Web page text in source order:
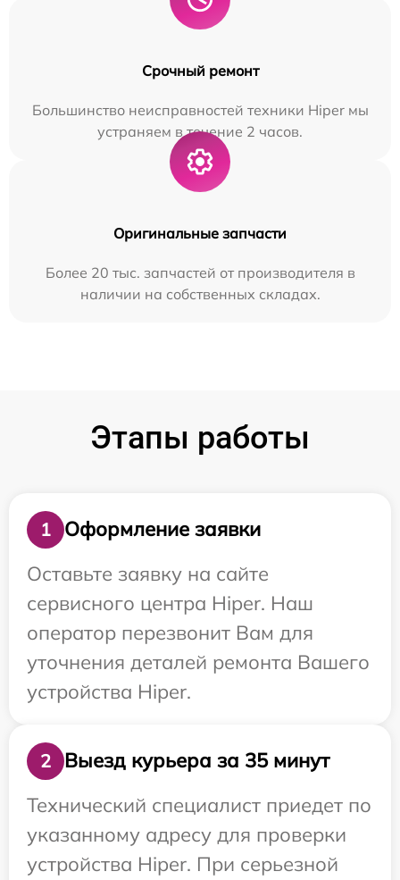
Срочный ремонт
Большинство неисправностей техники Hiper мы
устраняем в течение 2 часов.
Оригинальные запчасти
Более 20 тыс. запчастей от производителя в
наличии на собственных складах.
Этапы работы
1
Оформление заявки
Оставьте заявку на сайте
сервисного центра Hiper. Наш
оператор перезвонит Вам для
уточнения деталей ремонта Вашего
устройства Hiper.
2
Выезд курьера за 35 минут
Технический специалист приедет по
указанному адресу для проверки
устройства Hiper. При серьезной